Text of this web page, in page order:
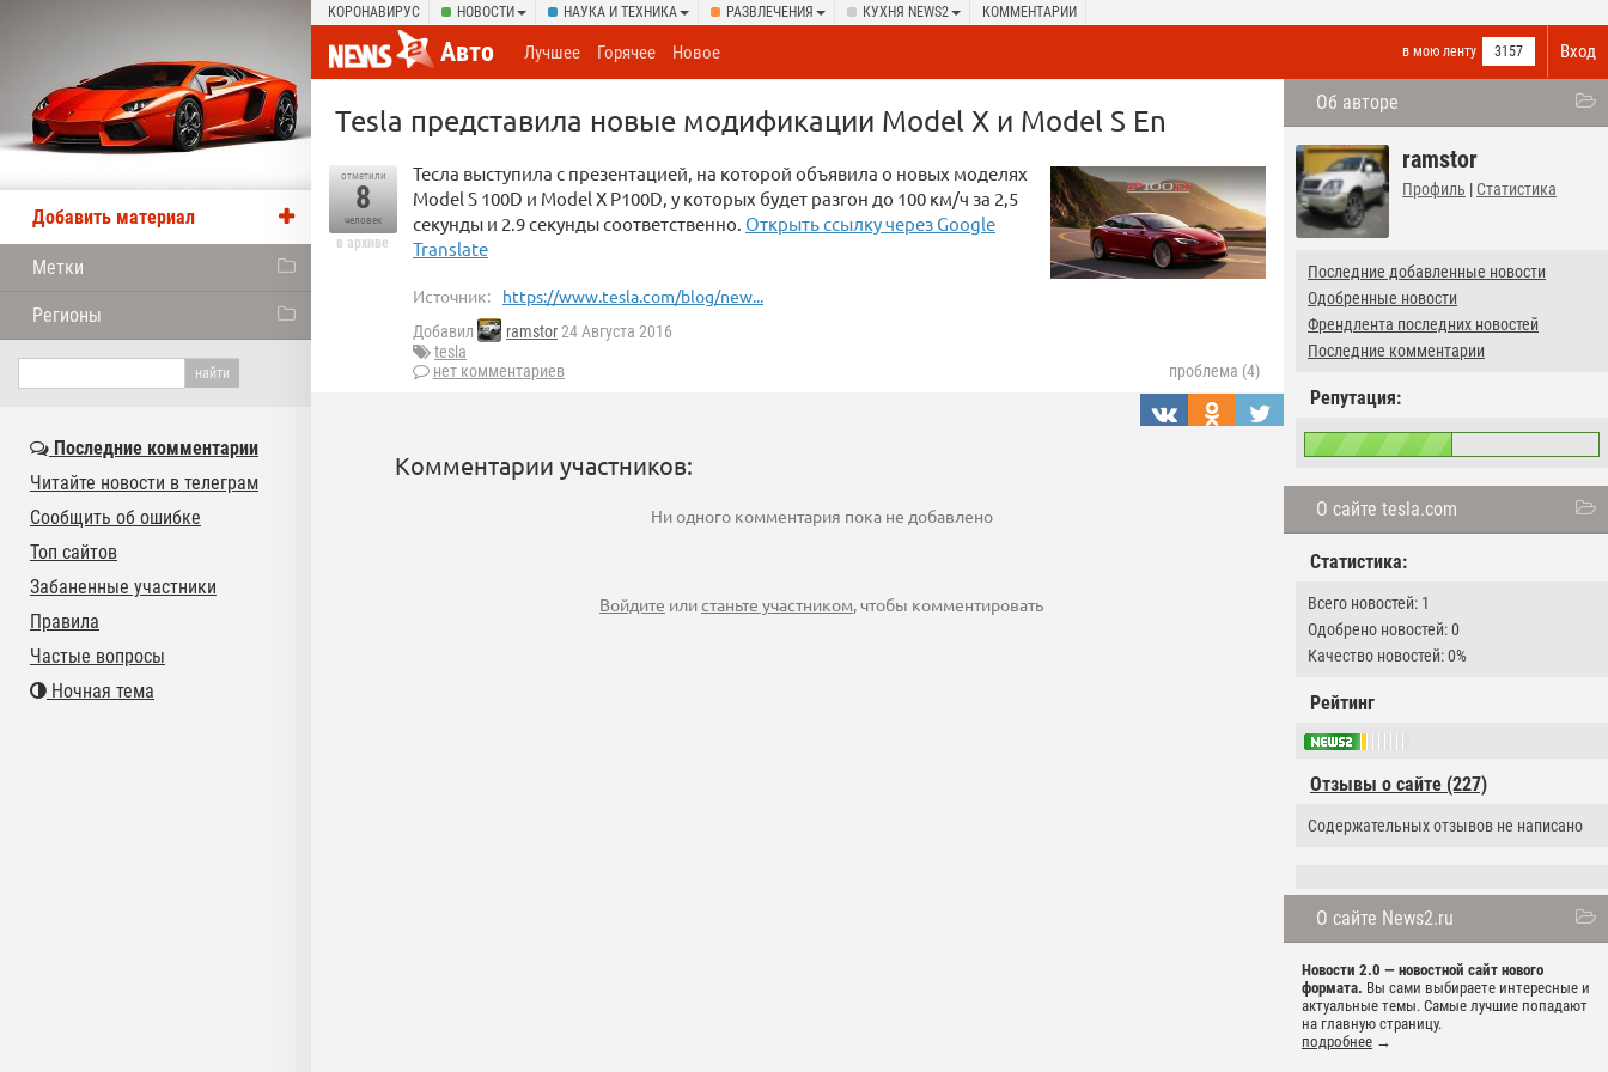
КОРОНАВИРУС НОВОСТИ НАУКА И ТЕХНИКА РАЗВЛЕЧЕНИЯ КУХНЯ NEWS2 КОММЕНТАРИИ
Вход
Авто в мою ленту 3157
Лучшее Горячее Новое
Об авторе
ramstor
Профиль | Статистика
Последние добавленные новости
Одобренные новости
Френдлента последних новостей
Последние комментарии
Репутация:
О сайте tesla.com
Статистика:
Всего новостей: 1
Одобрено новостей: 0
Качество новостей: 0%
Рейтинг
Отзывы о сайте (227)
Содержательных отзывов не написано
О сайте News2.ru
Новости 2.0 — новостной сайт нового
формата. Вы сами выбираете интересные и
актуальные темы. Самые лучшие попадают
на главную страницу.
подробнее →
Tesla представила новые модификации Model X и Model S En
отметили
8
человек
в архиве
Тесла выступила с презентацией, на которой объявила о новых моделях
Model S 100D и Model X P100D, у которых будет разгон до 100 км/ч за 2,5
секунды и 2.9 секунды соответственно. Открыть ссылку через Google
Translate
Источник: https://www.tesla.com/blog/new...
Добавил ramstor24 Августа 2016
tesla
нет комментариев
проблема (4)
Комментарии участников:
Ни одного комментария пока не добавлено
Войдите илистаньте участником, чтобы комментировать
Добавить материал
Метки
Регионы
Последние комментарии
Читайте новости в телеграм
Сообщить об ошибке
Топ сайтов
Забаненные участники
Правила
Частые вопросы
Ночная тема